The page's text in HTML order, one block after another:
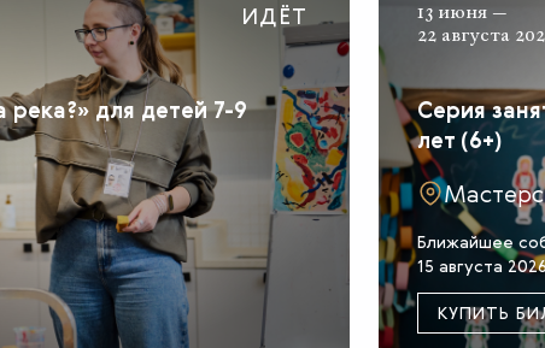
река?» для детей 7-9
ИДЁТ
13 июня —
22 августа
Серия
лет (6+)
Ближайшее
15 августа
КУПИТЬ